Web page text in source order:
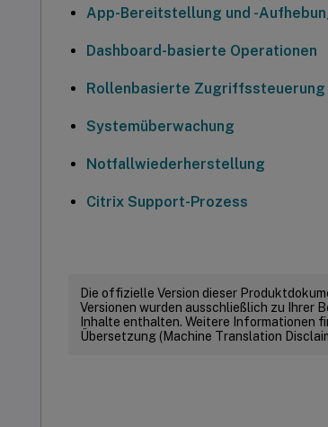
App-Bereitstellung und -
Dashboard-basierte Operationen
Rollenbasierte Zugriffssteuerung
Systemüberwachung
Notfallwiederherstellung
Citrix Support-Prozess
Die offizielle Version dieser
Versionen wurden ausschließlich zu Ihrer
Inhalte enthalten. Weitere Informationen
Übersetzung (Machine Translation